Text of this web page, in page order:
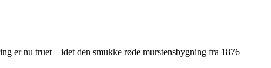
er nu truet – idet den smukke røde murstensbygning fra 1876